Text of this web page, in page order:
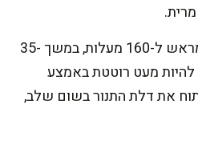
אופים בתנור שחומם מראש ל-160 מעלות, במשך 35-
להיות מעט רוטטת באמצע
את דלת התנור בשום שלב,